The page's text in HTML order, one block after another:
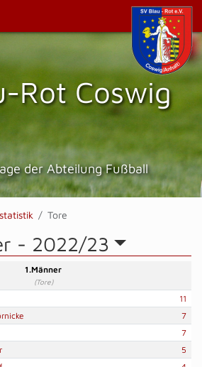
Rot Coswig
der Abteilung Fußball
Tore
- 2022/23
1.Männer
(Tore)
11
7
7
5